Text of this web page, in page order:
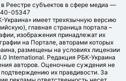
Реестре субъектов в сфере медиа —
05347
имеет трехязычную версию
главная страница портала –
изображения принадлежат их
на Портале, авторами которых
размещены на условиях лицензии
International. Редакция РБК-Украина
авторов. Оценочные суждения не
их правдивости. За